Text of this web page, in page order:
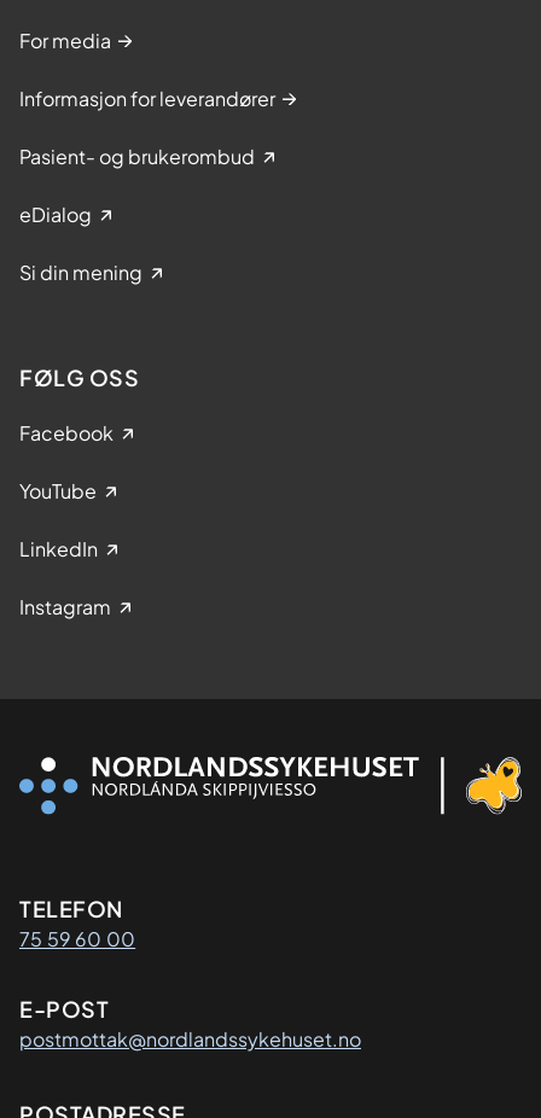
For media
Informasjon for leverandører
Pasient- og brukerombud
eDialog
Si din mening
FØLG OSS
Facebook
YouTube
LinkedIn
Instagram
Kontaktinformasjon
TELEFON
75 59 60 00
E-POST
postmottak@nordlandssykehuset.no